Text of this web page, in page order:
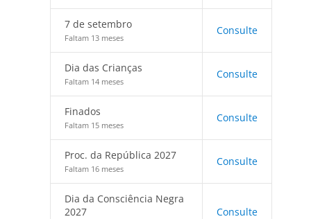
7 de setembro
Faltam 13 meses
Consulte
Dia das Crianças
Faltam 14 meses
Consulte
Finados
Faltam 15 meses
Consulte
Proc. da República 2027
Faltam 16 meses
Consulte
Dia da Consciência Negra
2027
Consulte